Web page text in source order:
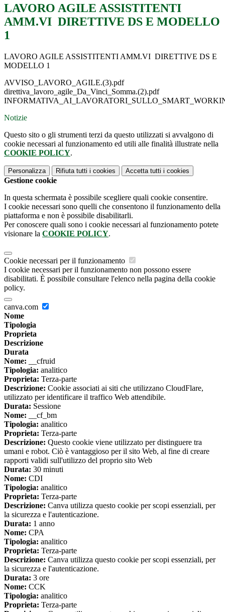
LAVORO AGILE ASSISTITENTI
AMM.VI DIRETTIVE DS E MODELLO
1
LAVORO AGILE ASSISTITENTI AMM.VI DIRETTIVE DS E
MODELLO 1
AVVISO_LAVORO_AGILE.(3).pdf
direttiva_lavoro_agile_Da_Vinci_Somma.(2).pdf
Notizie
Questo sito o gli strumenti terzi da questo utilizzati si avvalgono di
cookie necessari al funzionamento ed utili alle finalità illustrate nella
COOKIE POLICY.
Personalizza Rifiuta tutti i cookies Accetta tutti i cookies
Gestione cookie
In questa schermata è possibile scegliere quali cookie consentire.
I cookie necessari sono quelli che consentono il funzionamento della
piattaforma e non è possibile disabilitarli.
Per conoscere quali sono i cookie necessari al funzionamento potete
visionare la COOKIE POLICY.
Cookie necessari per il funzionamento
I cookie necessari per il funzionamento non possono essere
disabilitati. È possibile consultare l'elenco nella pagina della cookie
policy.
canva.com
Nome
Tipologia
Proprieta
Descrizione
Durata
Nome: __cfruid
Tipologia: analitico
Proprieta: Terza-parte
Descrizione: Cookie associati ai siti che utilizzano CloudFlare,
utilizzato per identificare il traffico Web attendibile.
Durata: Sessione
Nome: __cf_bm
Tipologia: analitico
Proprieta: Terza-parte
Descrizione: Questo cookie viene utilizzato per distinguere tra
umani e robot. Ciò è vantaggioso per il sito Web, al fine di creare
rapporti validi sull'utilizzo del proprio sito Web
Durata: 30 minuti
Nome: CDI
Tipologia: analitico
Proprieta: Terza-parte
Descrizione: Canva utilizza questo cookie per scopi essenziali, per
la sicurezza e l'autenticazione.
Durata: 1 anno
Nome: CPA
Tipologia: analitico
Proprieta: Terza-parte
Descrizione: Canva utilizza questo cookie per scopi essenziali, per
la sicurezza e l'autenticazione.
Durata: 3 ore
Nome: CCK
Tipologia: analitico
Proprieta: Terza-parte